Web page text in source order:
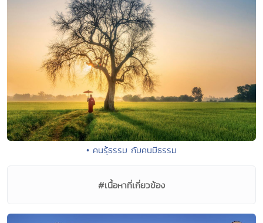
• คนรุ้ธรรม กับคนมีธรรม
#เนื้อหาที่เกี่ยวข้อง